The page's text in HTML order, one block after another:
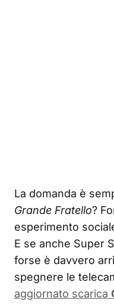
La domanda è
Grande Fratello?
esperimento
E se anche Super
forse è davvero
spegnere le
aggiornato scarica